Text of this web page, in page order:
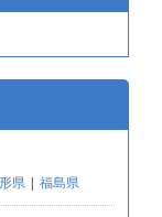
県 | 福島県